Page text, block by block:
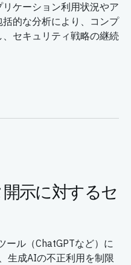
ケーション利用状況やア
的な分析により、コンプ
セキュリティ戦略の継続
示に対するセ
ール（ChatGPTなど）に
生成AIの不正利用を制限